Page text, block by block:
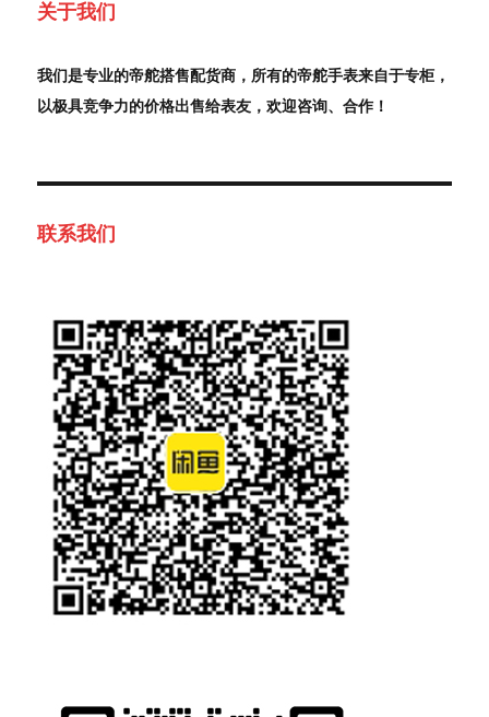
关于我们
我们是专业的帝舵搭售配货商，所有的帝舵手表来自于专柜，
以极具竞争力的价格出售给表友，欢迎咨询、合作！
联系我们